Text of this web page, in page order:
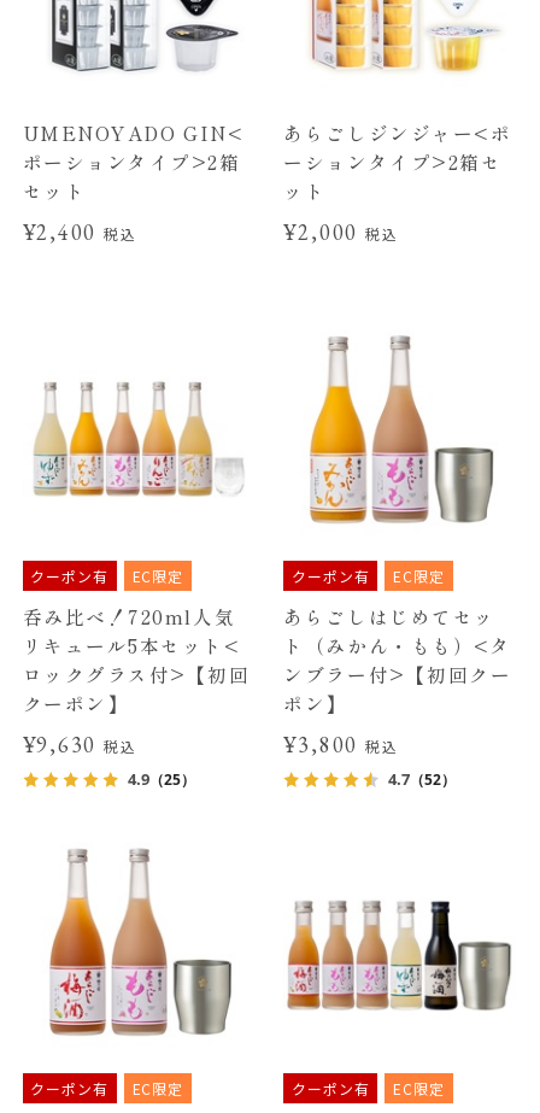
UMENOYADO GIN<
ポーションタイプ>2箱
セット
¥2,400税込
あらごしジンジャー<ポ
ーションタイプ>2箱セ
ット
¥2,000 税込
クーポン有 EC限定
呑み比べ！720ml人気
リキュール5本セット<
ロックグラス付>【初回
クーポン】
¥9,630税込
4.9（25）
クーポン有 EC限定
あらごしはじめてセッ
ト（みかん・もも）<タ
ンブラー付>【初回クー
ポン】
¥3,800 税込
4.7 （52）
クーポン有 EC限定 クーポン有 EC限定